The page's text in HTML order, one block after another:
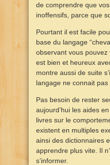
de comprendre que
inoffensifs, parce que
Pourtant il est facile
base du langage
observant vous
est bien et heureux
montre aussi de suite
langage ne connait pas
Pas besoin de rester
aujourd’hui les aides
livres sur le
existent en multiples
ainsi des dictionnaires
apprendre plus vite. Il
s’informer.